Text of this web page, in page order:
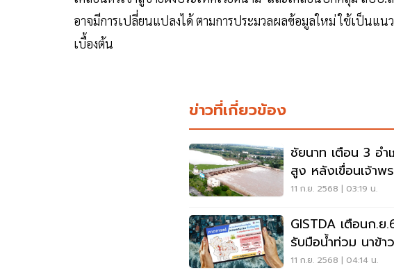
อาจมีการเปลี่ยนแปลงได้ ตามการประมวลผลข้อมูลใหม่ ใช้เป็นแ
เบื้องต้น
ข่าวที่เกี่ยวข้อง
ชัยนาท เตือน 3 อำ
สูง หลังเขื่อนเจ้าพ
11 ก.ย. 2568 | 03:19 น.
GISTDA เตือนก.ย
รับมือน้ำท่วม นาข้า
หาย
11 ก.ย. 2568 | 04:14 น.